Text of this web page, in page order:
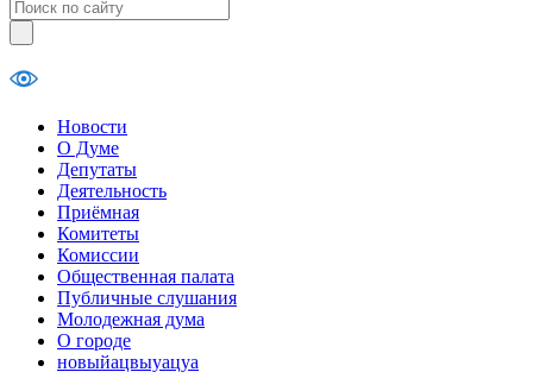
Новости
О Думе
Депутаты
Деятельность
Приёмная
Комитеты
Комиссии
Общественная палата
Публичные слушания
Молодежная дума
О городе
новыйацвыуацуа